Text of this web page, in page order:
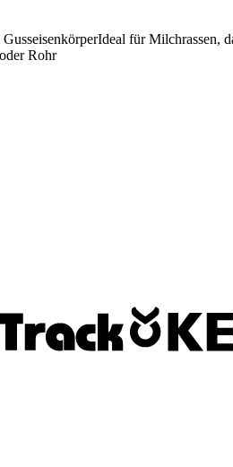
für
Rohr